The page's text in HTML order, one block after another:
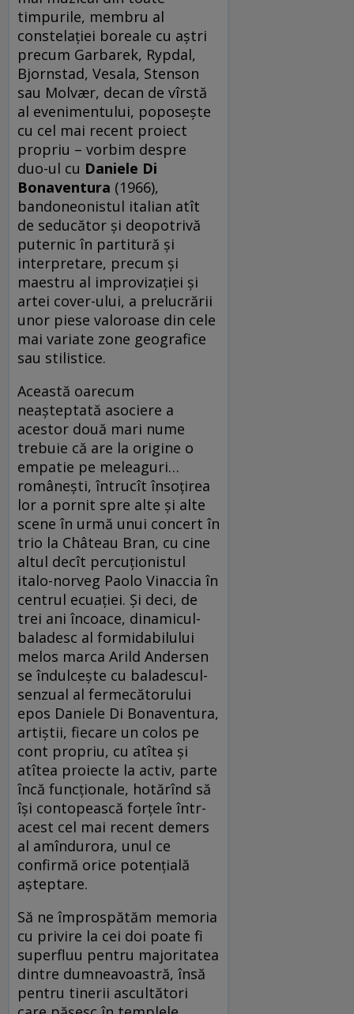
timpurile, membru al
constelației boreale cu aștri
precum Garbarek, Rypdal,
Bjornstad, Vesala, Stenson
sau Molvær, decan de vîrstă
al evenimentului, poposește
cu cel mai recent proiect
propriu – vorbim despre
duo-ul cu Daniele Di
Bonaventura (1966),
bandoneonistul italian atît
de seducător și deopotrivă
puternic în partitură și
interpretare, precum și
maestru al improvizației și
artei cover-ului, a prelucrării
unor piese valoroase din cele
mai variate zone geografice
sau stilistice.
Această oarecum
neașteptată asociere a
acestor două mari nume
trebuie că are la origine o
empatie pe meleaguri…
românești, întrucît însoțirea
lor a pornit spre alte și alte
scene în urmă unui concert în
trio la Château Bran, cu cine
altul decît percuționistul
italo-norveg Paolo Vinaccia în
centrul ecuației. Și deci, de
trei ani încoace, dinamicul-
baladesc al formidabilului
melos marca Arild Andersen
se îndulcește cu baladescul-
senzual al fermecătorului
epos Daniele Di Bonaventura,
artiștii, fiecare un colos pe
cont propriu, cu atîtea și
atîtea proiecte la activ, parte
încă funcționale, hotărînd să
își contopească forțele într-
acest cel mai recent demers
al amîndurora, unul ce
confirmă orice potențială
așteptare.
Să ne împrospătăm memoria
cu privire la cei doi poate fi
superfluu pentru majoritatea
dintre dumneavoastră, însă
pentru tinerii ascultători